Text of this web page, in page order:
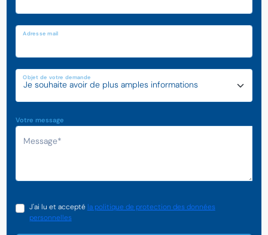
Adresse mail
Objet de votre demande
Votre message
J'ai lu et accepté la politique de protection des données
personnelles